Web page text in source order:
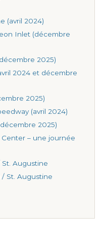
(avril 2024)
Inlet (décembre
2025)
2024 et décembre
2025)
(avril 2024)
2025)
– une journée
Augustine
St. Augustine